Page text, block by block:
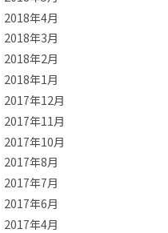
2018年4月
2018年3月
2018年2月
2018年1月
2017年12月
2017年11月
2017年10月
2017年8月
2017年7月
2017年6月
2017年4月